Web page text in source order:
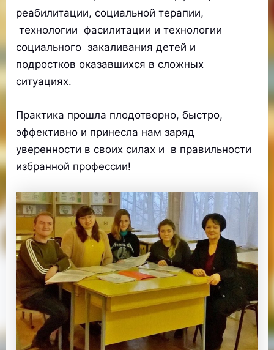
реабилитации, социальной терапии,
технологии фасилитации и технологии
социального закаливания детей и
подростков оказавшихся в сложных
ситуациях.
Практика прошла плодотворно, быстро,
эффективно и принесла нам заряд
уверенности в своих силах и в правильности
избранной профессии!